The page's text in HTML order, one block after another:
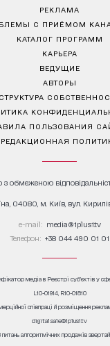
РЕКЛАМА
С ПРИЁМОМ
КАТАЛОГ ПРОГРАММ
КАРЬЕРА
ВЕДУЩИЕ
АВТОРЫ
СТРУКТУРА
ПОЛЬЗОВАНИЯ
РЕДАКЦИОННАЯ
з обмеженою
04080, м. Київ, вул.
е-mail: media@1plus1.tv
Телефон: +38 044 490 01 01
медіа в Реєстрі суб’єктів у
L10-01914, R10-01810
співпраці й розміщення
digital.sale@1plus1.tv
питань алгоритмічних продажів